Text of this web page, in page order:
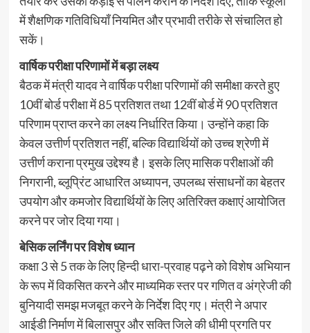
में शैक्षणिक गतिविधियाँ नियमित और प्रभावी तरीके से संचालित हो
सकें।
वार्षिक परीक्षा परिणामों में बड़ा लक्ष्य
बैठक में मंत्री यादव ने वार्षिक परीक्षा परिणामों की समीक्षा करते हुए
10वीं बोर्ड परीक्षा में 85 प्रतिशत तथा 12वीं बोर्ड में 90 प्रतिशत
परिणाम प्राप्त करने का लक्ष्य निर्धारित किया। उन्होंने कहा कि
केवल उत्तीर्ण प्रतिशत नहीं, बल्कि विद्यार्थियों को उच्च श्रेणी में
उत्तीर्ण कराना प्रमुख उद्देश्य है। इसके लिए मासिक परीक्षाओं की
निगरानी, ब्लूप्रिंट आधारित अध्यापन, उपलब्ध संसाधनों का बेहतर
उपयोग और कमजोर विद्यार्थियों के लिए अतिरिक्त कक्षाएं आयोजित
करने पर जोर दिया गया।
बेसिक लर्निंग पर विशेष ध्यान
कक्षा 3 से 5 तक के लिए हिन्दी धारा-प्रवाह पढ़ने को विशेष अभियान
के रूप में विकसित करने और माध्यमिक स्तर पर गणित व अंग्रेजी की
बुनियादी समझ मजबूत करने के निर्देश दिए गए। मंत्री ने अपार
आईडी निर्माण में बिलासपुर और सक्ति जिले की धीमी प्रगति पर